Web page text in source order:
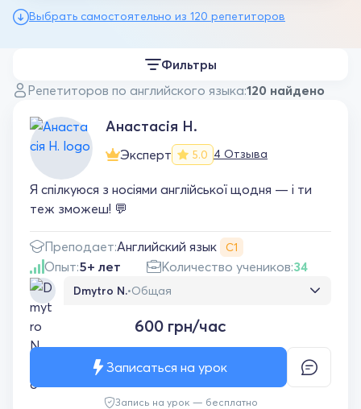
Выбрать самостоятельно из 120 репетиторов
Репетиторов по английского языка:120 найдено
Фильтры
Анастасiя Н.
Эксперт 5.0 4 Отзыва
Я спілкуюся з носіями англійської щодня — і ти
теж зможеш! 💬
Преподает:Английский язык С1
Опыт:5+ лет Количество учеников:34
Dmytro N.•Общая
занурення в розмовну англійську мову. В
слово. Урок пройшов легко та весело
600 грн/час
Запись на урок — бесплатно
Записаться на урок